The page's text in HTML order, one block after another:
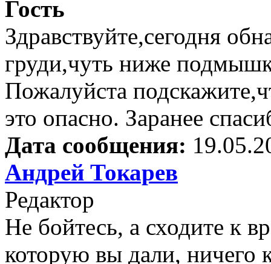
Гость
Здравствуйте,сегодня
груди,чуть ниже
Пожалуйста
это опасно. Заранее
Дата сообщения:
Андрей Токарев
Редактор
Не бойтесь, а сходите к
которую вы дали, ничего